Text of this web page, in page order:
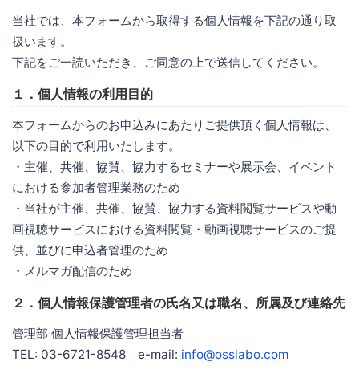
当社では、本フォームから取得する個人情報を下記の通り取
扱います。
下記をご一読いただき、ご同意の上で送信してください。
１．個人情報の利用目的
本フォームからのお申込みにあたりご提供頂く個人情報は、
以下の目的で利用いたします。
・主催、共催、協賛、協力するセミナーや展示会、イベント
における参加者管理業務のため
・当社が主催、共催、協賛、協力する資料閲覧サービスや動
画視聴サービスにおける資料閲覧・動画視聴サービスのご提
供、並びに申込者管理のため
・メルマガ配信のため
２．個人情報保護管理者の氏名又は職名、所属及び連絡先
管理部 個人情報保護管理担当者
TEL: 03-6721-8548 e-mail: info@osslabo.com